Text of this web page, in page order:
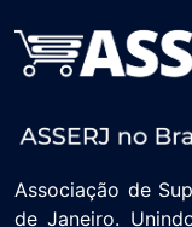
Associação de
de Janeiro.